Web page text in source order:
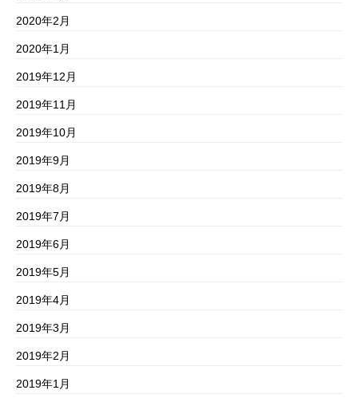
2020年2月
2020年1月
2019年12月
2019年11月
2019年10月
2019年9月
2019年8月
2019年7月
2019年6月
2019年5月
2019年4月
2019年3月
2019年2月
2019年1月